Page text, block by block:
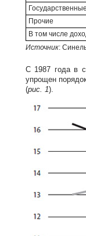
Прочие
В том числе
Источник:
С 1987 года в
упрощен
(рис. 1).